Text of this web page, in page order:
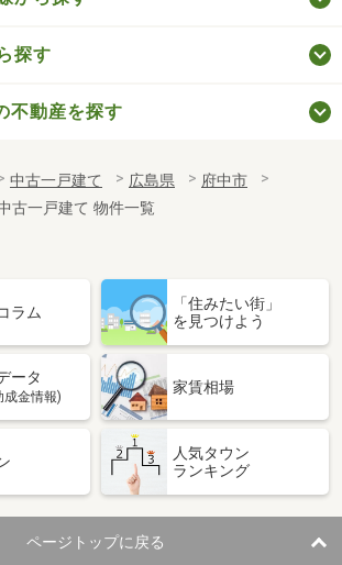
探す
不動産を探す
中古一戸建て 広島県
府中市
古一戸建て 物件一覧
ラム
「住みたい街」
を見つけよう
ータ
成金情報)
家賃相場
人気タウン
ランキング
ページトップに戻る